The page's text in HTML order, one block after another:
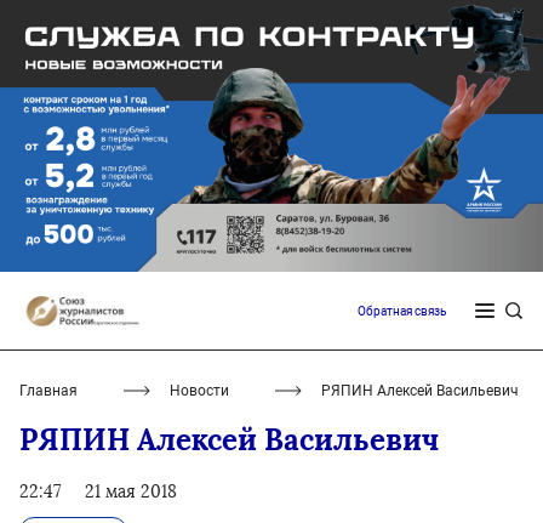
Обратная связь
Главная Новости РЯПИН Алексей Васильевич
РЯПИН Алексей Васильевич
22:47 21 мая 2018